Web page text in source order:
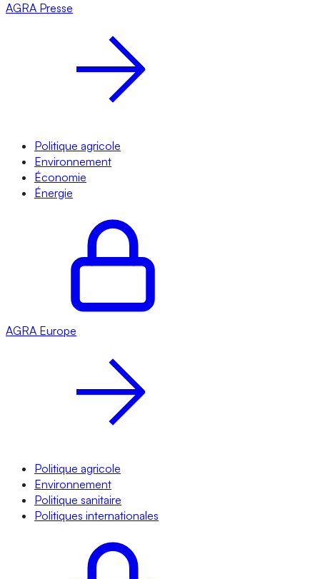
AGRA Presse
Politique agricole
Environnement
Économie
Énergie
AGRA Europe
Politique agricole
Environnement
Politique sanitaire
Politiques internationales